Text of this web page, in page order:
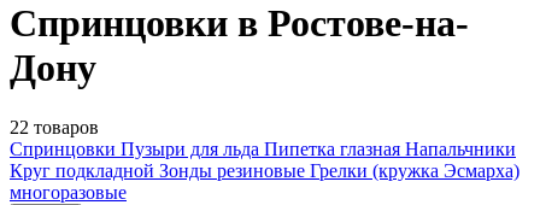
Спринцовки в Ростове-на-
Дону
22 товаров
Спринцовки Пузыри для льда Пипетка глазная Напальчники
Круг подкладной Зонды резиновые Грелки (кружка Эсмарха)
многоразовые